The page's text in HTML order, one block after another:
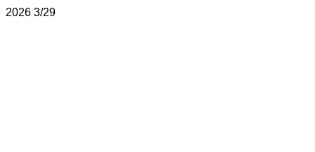
2026 3/29